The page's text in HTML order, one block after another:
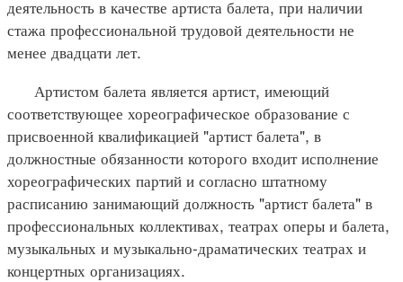
деятельность в качестве артиста балета, при наличии
стажа профессиональной трудовой деятельности не
менее двадцати лет.
Артистом балета является артист, имеющий
соответствующее хореографическое образование с
присвоенной квалификацией "артист балета", в
должностные обязанности которого входит исполнение
хореографических партий и согласно штатному
расписанию занимающий должность "артист балета" в
профессиональных коллективах, театрах оперы и балета,
музыкальных и музыкально-драматических театрах и
концертных организациях.